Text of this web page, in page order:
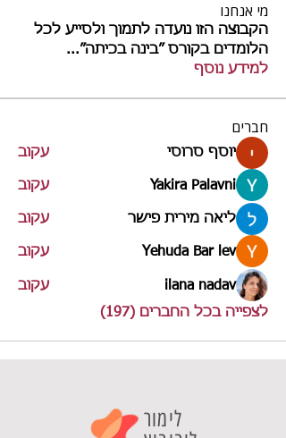
מי אנחנו
הקבוצה הזו נועדה לתמוך ולסייע לכל
הלומדים בקורס ״בינה בכיתה״...
למידע נוסף
חברים
יוסף סרוסי עקוב
Yakira Palavni עקוב
ליאה מירית פישר עקוב
Yehuda Bar lev עקוב
ilana nadav
עקוב
לצפייה בכל החברים (197)
לימור